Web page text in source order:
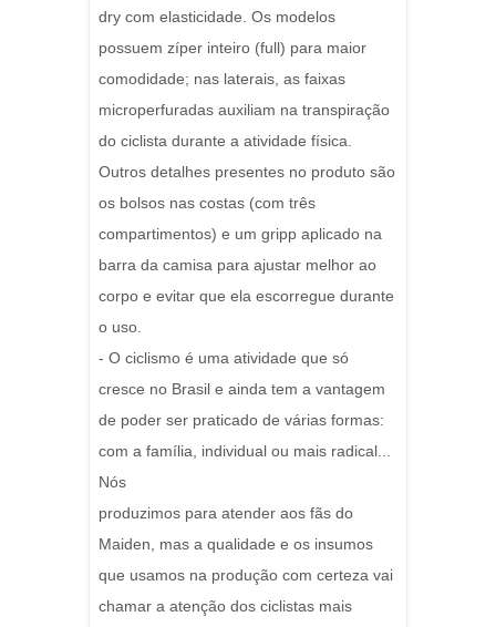
dry com elasticidade. Os modelos
possuem zíper inteiro (full) para maior
comodidade; nas laterais, as faixas
microperfuradas auxiliam na transpiração
do ciclista durante a atividade física.
Outros detalhes presentes no produto são
os bolsos nas costas (com três
compartimentos) e um gripp aplicado na
barra da camisa para ajustar melhor ao
corpo e evitar que ela escorregue durante
o uso.
- O ciclismo é uma atividade que só
cresce no Brasil e ainda tem a vantagem
de poder ser praticado de várias formas:
com a família, individual ou mais radical...
Nós
produzimos para atender aos fãs do
Maiden, mas a qualidade e os insumos
que usamos na produção com certeza vai
chamar a atenção dos ciclistas mais